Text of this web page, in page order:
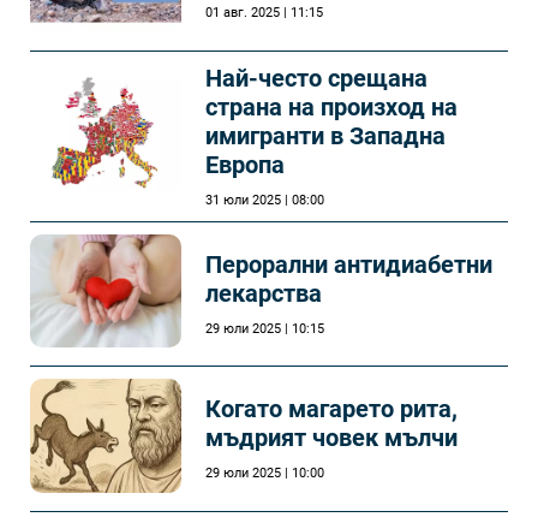
01 авг. 2025 | 11:15
Най-често срещана
страна на произход на
имигранти в Западна
Европа
31 юли 2025 | 08:00
Перорални антидиабетни
лекарства
29 юли 2025 | 10:15
Когато магарето рита,
мъдрият човек мълчи
29 юли 2025 | 10:00